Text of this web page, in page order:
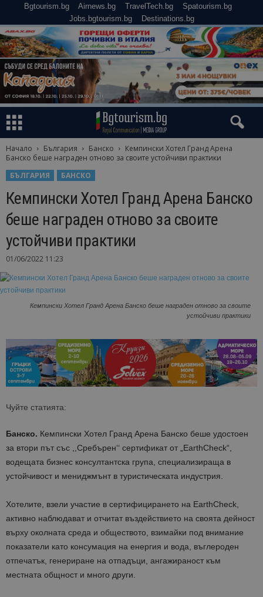
Bgtourism.bg Airnews.bg TravelTech.bg
Spatourism.bg
Jobs.bgtourism.bg
Destinations.bg
Начало България Банско
Кемпински Хотел Гранд Арена
Банско беше награден отново за своите устойчиви практики
БЪЛГАРИЯ
БАНСКО
Кемпински Хотел Гранд Арена Банско
беше награден отново за своите
устойчиви практики
01/06/2022 11:23
Кемпински Хотел Гранд Арена Банско беше награден отново за своите
устойчиви практики
Чуйте статията:
Банско. Кемпински Хотел Гранд Арена Банско беше удостоен
за втори път със ,,Сребърен‘‘ сертификат от „EarthCheck“,
водещата бизнес консултантска група, специализираща в
устойчивост и мениджмънт в туристическата индустрия.
Хотелите, взели участие в сертифицирането на EarthCheck,
активно наблюдават и отчитат въздействието на своята дейност
върху околната среда и обществото, взимайки под внимание
показатели като консумация на енергия и вода, въглероден
отпечатък, генериране на отпадъци, ангажираност към
местната общност и много други.